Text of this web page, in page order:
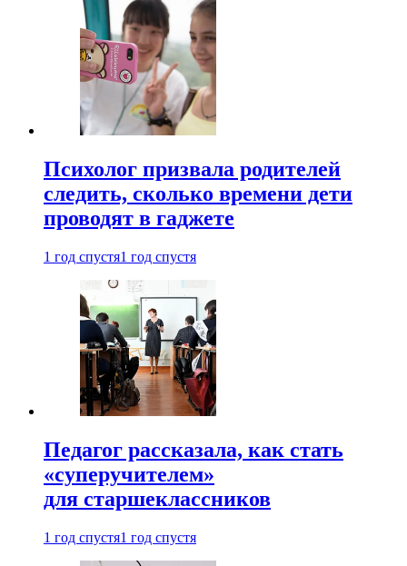
Психолог призвала родителей
следить, сколько времени дети
проводят в гаджете
1 год спустя1 год спустя
Педагог рассказала, как стать
«суперучителем»
для старшеклассников
1 год спустя1 год спустя